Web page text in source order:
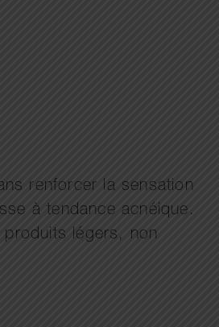
renforcer la sensation
à tendance acnéique.
produits légers, non